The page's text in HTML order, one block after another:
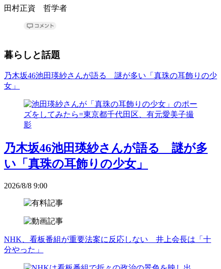
田村正資 哲学者
暮らしと話題
乃木坂46池田瑛紗さんが語る 謎が多い「真珠の耳飾りの少
女」
乃木坂46池田瑛紗さんが語る 謎が多
い「真珠の耳飾りの少女」
2026/8/8 9:00
NHK、看板番組が重要法案に反応しない 井上会長は「十
分やった」